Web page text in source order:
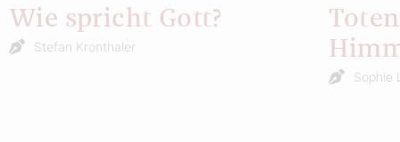
Wie spricht Gott?
Stefan Kronthaler
Sophie